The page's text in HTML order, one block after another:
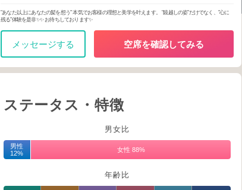
"あなた以上にあなたの髪を想う" 本気でお客様の理想と美学を叶えます。 "鏡越しの姿"だけでなく、"心に
残る"体験を是非✨✨ お待ちしております✨
メッセージする 空席を確認してみる
ステータス・特徴
男女比
男性
12%
女性 88%
年齢比